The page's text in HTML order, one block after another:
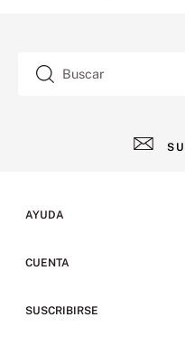
Buscar
AYUDA
Preguntas frecuentes
CUENTA
SUSCRIBIRSE